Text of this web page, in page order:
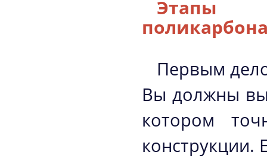
Этапы
Первым
Вы должны
котором